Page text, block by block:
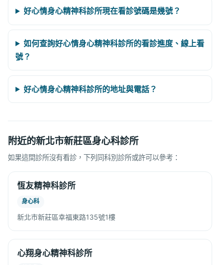
好心情身心精神科診所現在看診號碼是幾號？
如何查詢好心情身心精神科診所的看診進度、線上看
號？
好心情身心精神科診所的地址與電話？
附近的新北市新莊區身心科診所
如果這間診所沒有看診，下列同科別診所或許可以參考：
恆友精神科診所
身心科
新北市新莊區幸福東路135號1樓
心翔身心精神科診所